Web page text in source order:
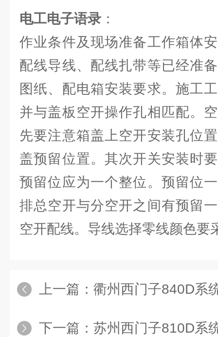
电工电子语录 ：
作业条件及现场准备工作箱体
配线导线、配线扎带等已经准
图纸、配电箱安装要求。施工
并与盖板空开操作孔相匹配。
先要注意箱盖上空开安装孔位
盖预留位置。其次开关安装时
预留位应为一个整位。预留位
排总空开与分空开之间有预留
空开配线。导线选择零线颜色要
上一篇： 衢州西门子840D系统龙门铣伺服电
下一篇： 苏州西门子810D系统钻床伺服电